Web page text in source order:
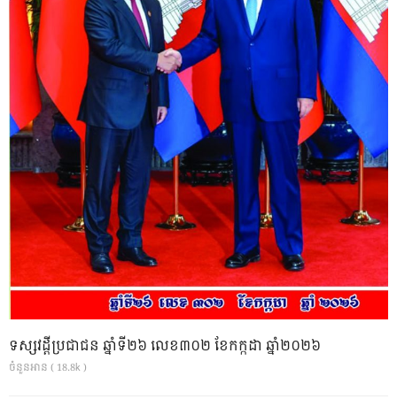
ទស្សវដ្តីប្រជាជន ឆ្នាំទី២៦ លេខ៣០២ ខែកក្កដា ឆ្នាំ២០២៦
ចំនួនអាន ( 18.8k )